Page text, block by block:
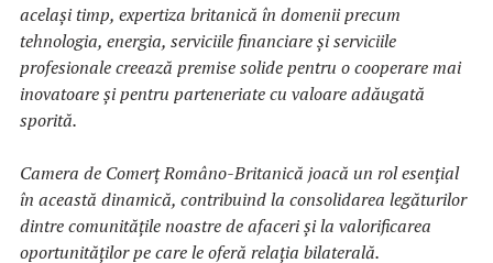
același timp, expertiza britanică în domenii precum
tehnologia, energia, serviciile financiare și serviciile
profesionale creează premise solide pentru o cooperare mai
inovatoare și pentru parteneriate cu valoare adăugată
sporită.
Camera de Comerț Româno-Britanică joacă un rol esențial
în această dinamică, contribuind la consolidarea legăturilor
dintre comunitățile noastre de afaceri și la valorificarea
oportunităților pe care le oferă relația bilaterală.